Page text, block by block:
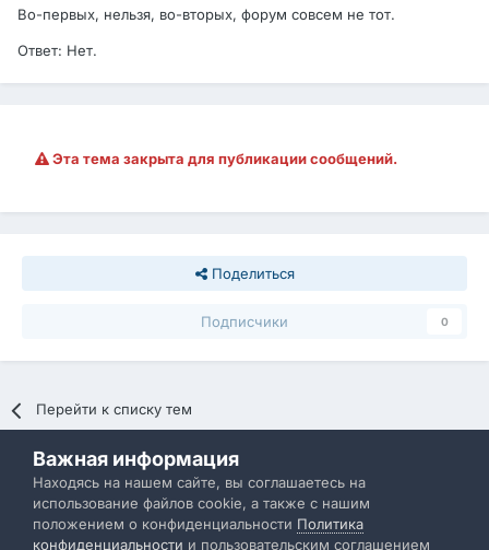
Во-первых, нельзя, во-вторых, форум совсем не тот.
Ответ: Нет.
Эта тема закрыта для публикации сообщений.
Поделиться
Подписчики 0
Перейти к списку тем
Политика конфиденциальности Обратная связь
IBResource
Powered by Invision Community
Важная информация
Находясь на нашем сайте, вы соглашаетесь на
использование файлов cookie, а также с нашим
положением о конфиденциальности Политика
конфиденциальности и пользовательским соглашением